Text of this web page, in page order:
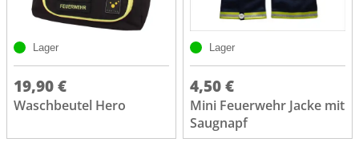
Lager
19,90 €
Waschbeutel Hero
Lager
4,50 €
Mini Feuerwehr Jacke mit
Saugnapf